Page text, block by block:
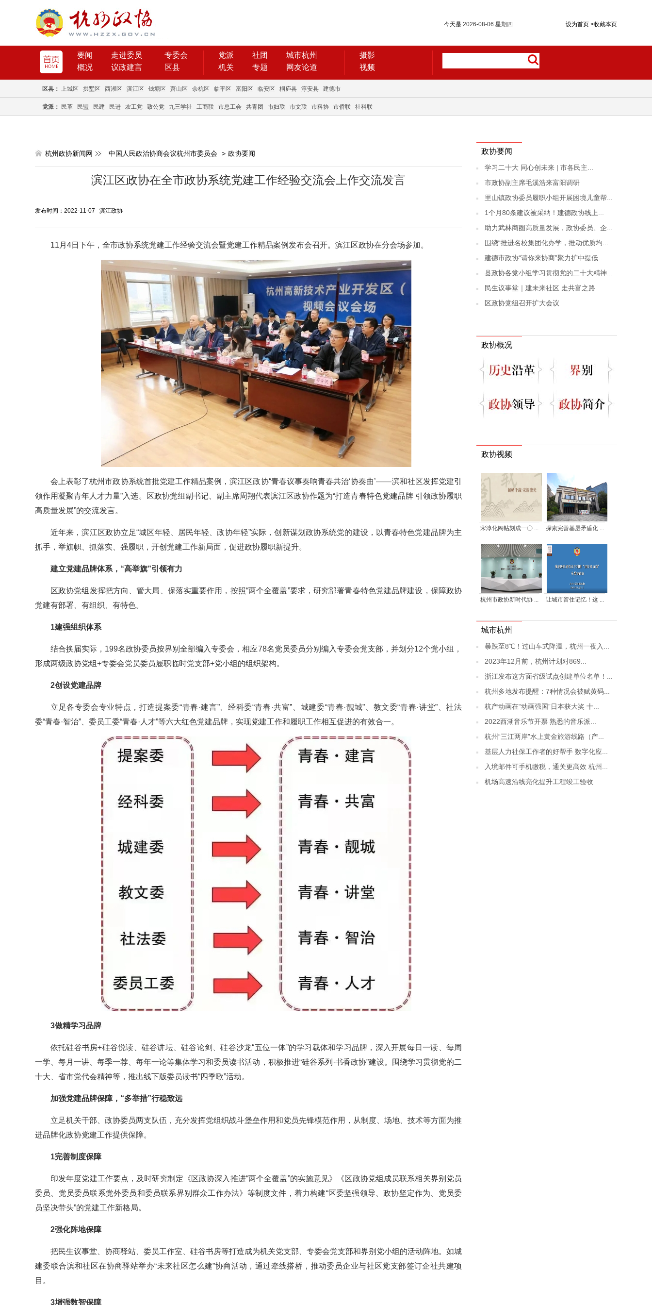
设为首页 >收藏本页
今天是 2026-08-06 星期四
要闻 走进委员
专委会
概况
议政建言 区县
党派 社团
城市杭州
机关
专题 网友论道
摄影
视频
区县： 上城区 拱墅区 西湖区 滨江区 钱塘区 萧山区 余杭区 临平区 富阳区 临安区 桐庐县 淳安县 建德市
党派： 民革 民盟 民建 民进 农工党 致公党 九三学社 工商联 市总工会 共青团 市妇联 市文联 市科协 市侨联 社科联
杭州政协新闻网 中国人民政治协商会议杭州市委员会 > 政协要闻
滨江区政协在全市政协系统党建工作经验交流会上作交流发言
发布时间：2022-11-07 滨江政协
11月4日下午，全市政协系统党建工作经验交流会暨党建工作精品案例发布会召开。滨江区政协在分会场参加。
会上表彰了杭州市政协系统首批党建工作精品案例，滨江区政协“青春议事奏响青春共治‘协奏曲’——滨和社区发挥党建引
领作用凝聚青年人才力量”入选。区政协党组副书记、副主席周翔代表滨江区政协作题为“打造青春特色党建品牌 引领政协履职
高质量发展”的交流发言。
近年来，滨江区政协立足“城区年轻、居民年轻、政协年轻”实际，创新谋划政协系统党的建设，以青春特色党建品牌为主
抓手，举旗帜、抓落实、强履职，开创党建工作新局面，促进政协履职新提升。
建立党建品牌体系，“高举旗”引领有力
区政协党组发挥把方向、管大局、保落实重要作用，按照“两个全覆盖”要求，研究部署青春特色党建品牌建设，保障政协
党建有部署、有组织、有特色。
1建强组织体系
结合换届实际，199名政协委员按界别全部编入专委会，相应78名党员委员分别编入专委会党支部，并划分12个党小组，
形成两级政协党组+专委会党员委员履职临时党支部+党小组的组织架构。
2创设党建品牌
立足各专委会专业特点，打造提案委“青春·建言”、经科委“青春·共富”、城建委“青春·靓城”、教文委“青春·讲堂”、社法
委“青春·智治”、委员工委“青春·人才”等六大红色党建品牌，实现党建工作和履职工作相互促进的有效合一。
3做精学习品牌
依托硅谷书房+硅谷悦读、硅谷讲坛、硅谷论剑、硅谷沙龙“五位一体”的学习载体和学习品牌，深入开展每日一读、每周
一学、每月一讲、每季一荐、每年一论等集体学习和委员读书活动，积极推进“硅谷系列·书香政协”建设。围绕学习贯彻党的二
十大、省市党代会精神等，推出线下版委员读书“四季歌”活动。
加强党建品牌保障，“多举措”行稳致远
立足机关干部、政协委员两支队伍，充分发挥党组织战斗堡垒作用和党员先锋模范作用，从制度、场地、技术等方面为推
进品牌化政协党建工作提供保障。
1完善制度保障
印发年度党建工作要点，及时研究制定《区政协深入推进“两个全覆盖”的实施意见》《区政协党组成员联系相关界别党员
委员、党员委员联系党外委员和委员联系界别群众工作办法》等制度文件，着力构建“区委坚强领导、政协坚定作为、党员委
员坚决带头”的党建工作新格局。
2强化阵地保障
把民生议事堂、协商驿站、委员工作室、硅谷书房等打造成为机关党支部、专委会党支部和界别党小组的活动阵地。如城
建委联合滨和社区在协商驿站举办“未来社区怎么建”协商活动，通过牵线搭桥，推动委员企业与社区党支部签订企社共建项
目。
3增强数智保障
政协要闻
学习二十大 同心创未来 | 市各民主...
市政协副主席毛溪浩来富阳调研
里山镇政协委员履职小组开展困境儿童帮...
1个月80条建议被采纳！建德政协线上...
助力武林商圈高质量发展，政协委员、企...
围绕“推进名校集团化办学，推动优质均...
建德市政协“请你来协商”聚力扩中提低...
县政协各党小组学习贯彻党的二十大精神...
民生议事堂｜建未来社区 走共富之路
区政协党组召开扩大会议
政协概况
政协视频
宋淳化阁帖刻成一〇 ... 探索完善基层矛盾化 ...
杭州市政协新时代协 ... 让城市留住记忆！这 ...
城市杭州
暴跌至8℃！过山车式降温，杭州一夜入...
2023年12月前，杭州计划对869...
浙江发布这方面省级试点创建单位名单！...
杭州多地发布提醒：7种情况会被赋黄码...
杭产动画在“动画强国”日本获大奖 十...
2022西湖音乐节开票 熟悉的音乐派...
杭州“三江两岸”水上黄金旅游线路（产...
基层人力社保工作者的好帮手 数字化应...
入境邮件可手机缴税，通关更高效 杭州...
机场高速沿线亮化提升工程竣工验收